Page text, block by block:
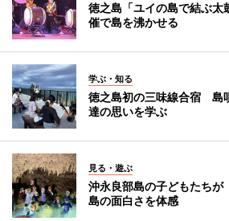
徳之島「ユイの島で結ぶ
催で島を沸かせる
学ぶ・知る
徳之島初の三味線合宿 島
達の思いを学ぶ
見る・遊ぶ
沖永良部島の子どもたち
島の面白さを体感